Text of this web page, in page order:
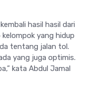
hasil hasil dari
yang hidup
tentang jalan tol.
yang juga optimis.
kata Abdul Jamal